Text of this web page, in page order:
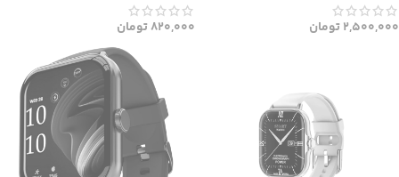
2,500,000تومان 820,000تومان